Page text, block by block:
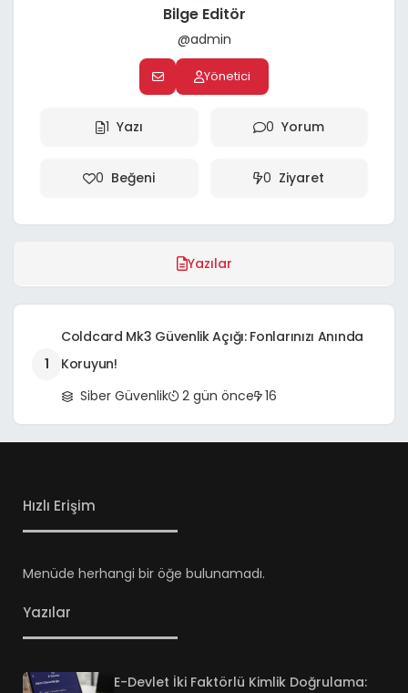
Bilge Editör
@admin
Yönetici
1 Yazı 0 Yorum
0 Beğeni 0 Ziyaret
Yazılar
1
Coldcard Mk3 Güvenlik Açığı: Fonlarınızı Anında
Koruyun!
Siber Güvenlik
2 gün önce 16
Hızlı Erişim
Menüde herhangi bir öğe bulunamadı.
Yazılar
E-Devlet İki Faktörlü Kimlik Doğrulama: